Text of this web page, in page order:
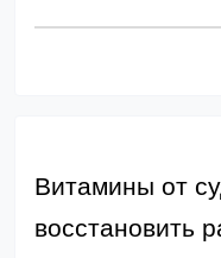
Витамины от
восстановить